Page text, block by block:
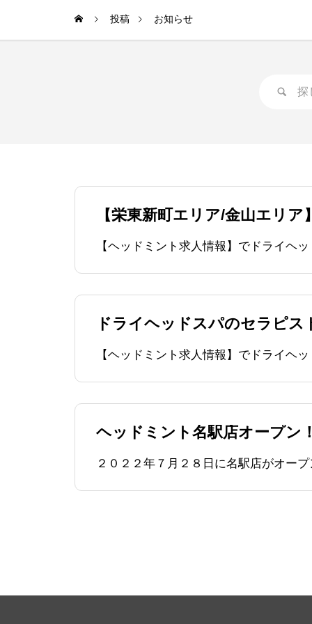
投稿 お知らせ
【栄東新町エリア/金山エリ
ドライヘッドスパのセラピ
ヘッドミント名駅店オープン
２０２２年７月２８日に名駅店がオー